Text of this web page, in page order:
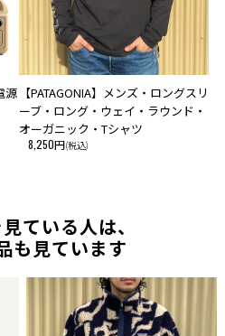
源 【PATAGONIA】メンズ・ロングスリ
ーブ・ロング・ウェイ・ラウンド・
オーガニック・Tシャツ
8,250円(税込)
ている人は、
も見ています